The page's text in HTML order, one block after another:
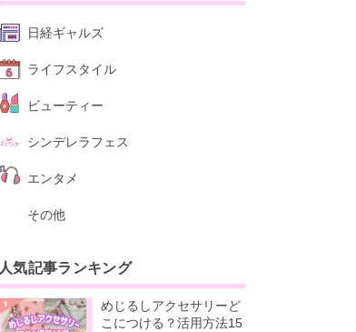
日経ギャルズ
ライフスタイル
ビューティー
シンデレラフェス
エンタメ
その他
人気記事ランキング
めじるしアクセサリーど
こにつける？活用方法15